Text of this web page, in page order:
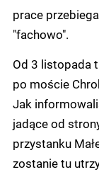
prace
"fachowo".
Od 3 listopada
po moście
Jak
jadące od
przystanku
zostanie tu